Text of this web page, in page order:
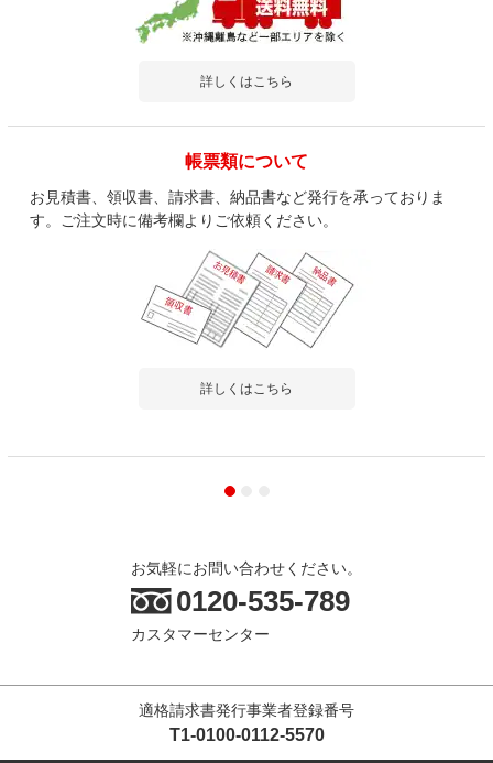
詳しくはこちら
帳票類について
お見積書、領収書、請求書、納品書など発行を承っておりま
す。ご注文時に備考欄よりご依頼ください。
詳しくはこちら
お気軽にお問い合わせください。
0120-535-789
カスタマーセンター
適格請求書発行事業者登録番号
T1-0100-0112-5570